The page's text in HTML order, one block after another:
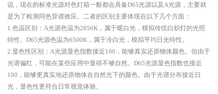
说，现在的标准光源对色灯箱一般都会具备D65光源以及A光源，主要就
是为了检测同色异谱效应。二者的区别主要体现在以下几个方面：
1.色温区别：A光源色温为2856K，属于暖白光，模拟传统白炽灯的光照
特性。D65光源色温为6500K，属于冷白光，模拟平均日光特性。
2.显色性区别：A光源显色指数接近100，能够真实还原物体颜色。但由于
光谱偏红，可能在某些应用中显得不够自然。D65光源显色指数也接近
100，能够更真实地还原物体在自然光下的颜色。由于光谱分布接近日
光，显色性更符合日常视觉体验。